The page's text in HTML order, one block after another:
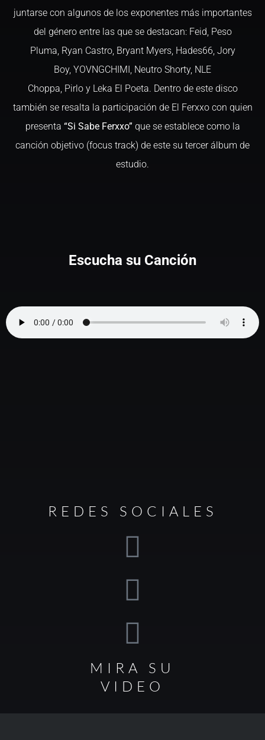
juntarse con algunos de los exponentes más importantes
del género entre las que se destacan: Feid, Peso
Pluma, Ryan Castro, Bryant Myers, Hades66, Jory
Boy, YOVNGCHIMI, Neutro Shorty, NLE
Choppa, Pirlo y Leka El Poeta. Dentro de este disco
también se resalta la participación de El Ferxxo con quien
presenta “Si Sabe Ferxxo” que se establece como la
canción objetivo (focus track) de este su tercer álbum de
estudio.
Escucha su Canción
REDES SOCIALES
MIRA SU
VIDEO